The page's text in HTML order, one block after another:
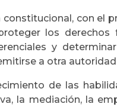
con el
los derechos
y
a otra
de las
la mediación, la